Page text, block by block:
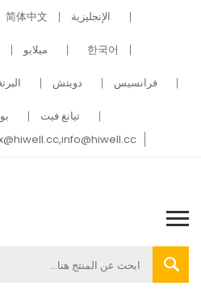
الإنجليزية 简体中文
한국어 ميلايو
فرانسيس دويتش
تيانغ فيت